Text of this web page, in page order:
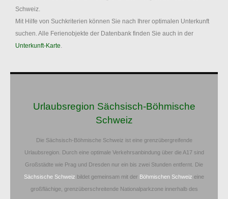
Schweiz.
Mit Hilfe von Suchkriterien können Sie nach Ihrer optimalen Unterkunft
suchen. Alle Ferienobjekte der Datenbank finden Sie auch in der
Unterkunft-Karte.
Urlaubsregion Sächsisch-Böhmische
Schweiz
Die Sächsisch-Böhmische Schweiz ist eine grenzübergreifende
Urlaubsregion. Durch eine optimale Verkehrsanbindung über die A17 sind
Großstädte wie Prag und Dresden nur ein bis zwei Stunden entfernt. Die
Sächsische Schweiz bildet gemeinsam mit der Böhmischen Schweiz eine
großflächige, grenzüberschreitende Nationalparkzone innerhalb des